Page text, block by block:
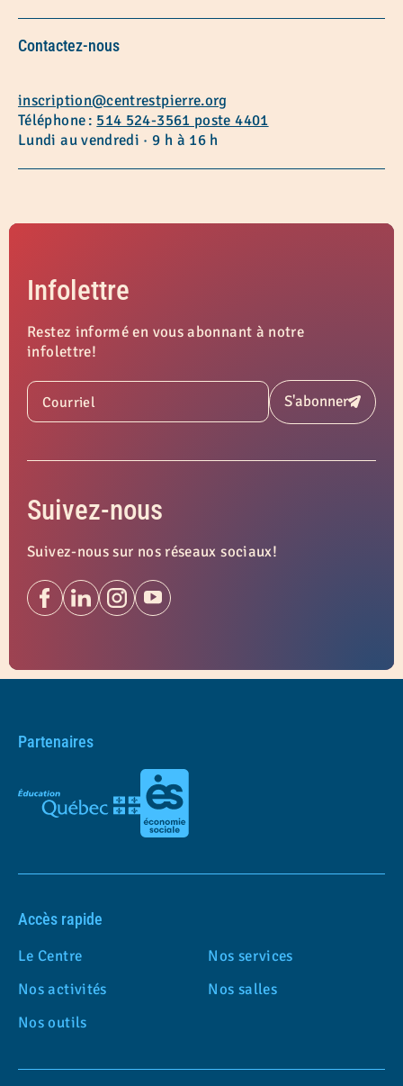
Contactez-nous
inscription@centrestpierre.org
Téléphone : 514 524-3561 poste 4401
Lundi au vendredi · 9 h à 16 h
Infolettre
Restez informé en vous abonnant à notre
infolettre!
Courriel S'abonnerSoumettre
Suivez-nous
Suivez-nous sur nos réseaux sociaux!
Partenaires
Accès rapide
Le Centre
Nos services
Nos activités
Nos salles
Nos outils